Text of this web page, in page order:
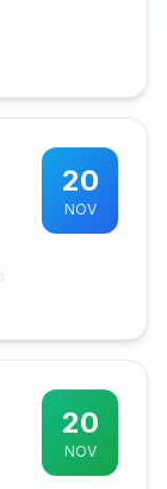
20
NOV
20
NOV